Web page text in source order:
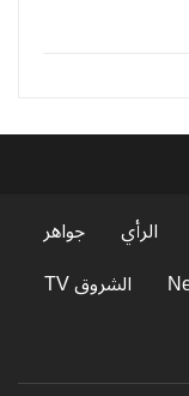
الرأي
جواهر
الشروق TV